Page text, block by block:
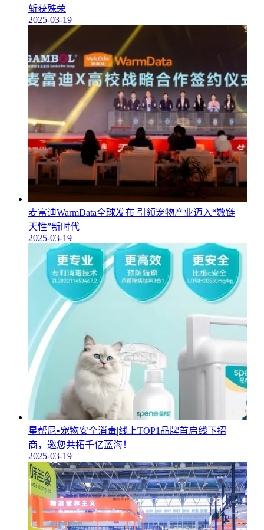
斩获殊荣
2025-03-19
麦富迪WarmData全球发布 引领宠物产业迈入“数链
天性”新时代
2025-03-19
星帮尼•宠物安全消毒|线上TOP1品牌首启线下招
商，邀您共拓千亿蓝海！
2025-03-19